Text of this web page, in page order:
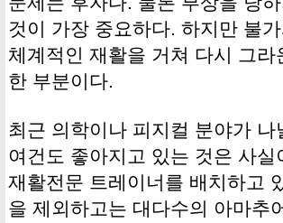
것이 가장 중요하다. 하지만 불
체계적인 재활을 거쳐 다시 그
한 부분이다.
최근 의학이나 피지컬 분야가
여건도 좋아지고 있는 것은 사
재활전문 트레이너를 배치하고
을 제외하고는 대다수의 아마추